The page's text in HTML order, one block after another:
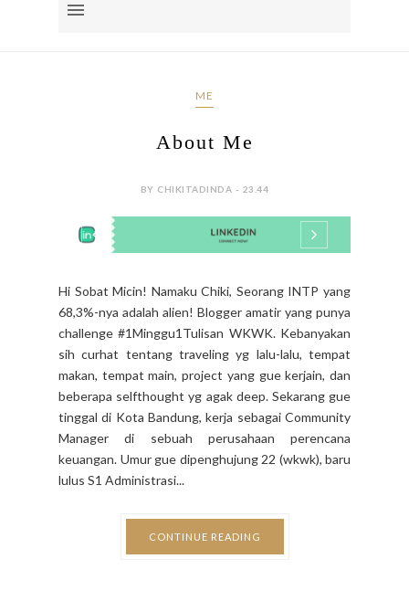
ME
About Me
BY CHIKITADINDA - 23.44
Hi Sobat Micin! Namaku Chiki, Seorang INTP yang
68,3%-nya adalah alien! Blogger amatir yang punya
challenge #1Minggu1Tulisan WKWK. Kebanyakan
sih curhat tentang traveling yg lalu-lalu, tempat
makan, tempat main, project yang gue kerjain, dan
beberapa selfthought yg agak deep. Sekarang gue
tinggal di Kota Bandung, kerja sebagai Community
Manager di sebuah perusahaan perencana
keuangan. Umur gue dipenghujung 22 (wkwk), baru
lulus S1 Administrasi...
CONTINUE READING